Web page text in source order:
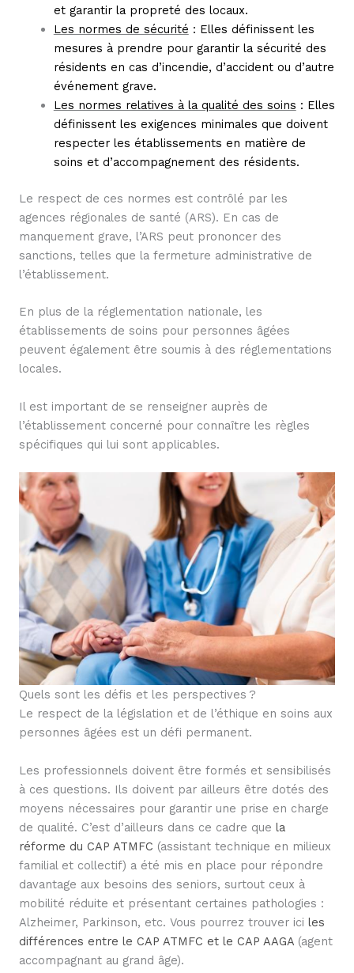
et garantir la propreté des locaux.
Les normes de sécurité : Elles définissent les
mesures à prendre pour garantir la sécurité des
résidents en cas d’incendie, d’accident ou d’autre
événement grave.
Les normes relatives à la qualité des soins : Elles
définissent les exigences minimales que doivent
respecter les établissements en matière de
soins et d’accompagnement des résidents.
Le respect de ces normes est contrôlé par les
agences régionales de santé (ARS). En cas de
manquement grave, l’ARS peut prononcer des
sanctions, telles que la fermeture administrative de
l’établissement.
En plus de la réglementation nationale, les
établissements de soins pour personnes âgées
peuvent également être soumis à des réglementations
locales.
Il est important de se renseigner auprès de
l’établissement concerné pour connaître les règles
spécifiques qui lui sont applicables.
Quels sont les défis et les perspectives ?
Le respect de la législation et de l’éthique en soins aux
personnes âgées est un défi permanent.
Les professionnels doivent être formés et sensibilisés
à ces questions. Ils doivent par ailleurs être dotés des
moyens nécessaires pour garantir une prise en charge
de qualité. C’est d’ailleurs dans ce cadre que la
réforme du CAP ATMFC (assistant technique en milieux
familial et collectif) a été mis en place pour répondre
davantage aux besoins des seniors, surtout ceux à
mobilité réduite et présentant certaines pathologies :
Alzheimer, Parkinson, etc. Vous pourrez trouver ici les
différences entre le CAP ATMFC et le CAP AAGA (agent
accompagnant au grand âge).